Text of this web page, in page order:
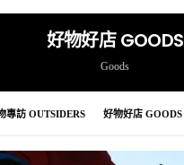
好物好店 GOODS
Goods
專訪 OUTSIDERS 好物好店 GOODS